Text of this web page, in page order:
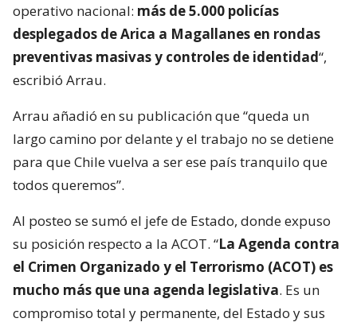
operativo nacional: más de 5.000 policías
desplegados de Arica a Magallanes en rondas
preventivas masivas y controles de identidad“,
escribió Arrau.
Arrau añadió en su publicación que “queda un
largo camino por delante y el trabajo no se detiene
para que Chile vuelva a ser ese país tranquilo que
todos queremos”.
Al posteo se sumó el jefe de Estado, donde expuso
su posición respecto a la ACOT. “La Agenda contra
el Crimen Organizado y el Terrorismo (ACOT) es
mucho más que una agenda legislativa. Es un
compromiso total y permanente, del Estado y sus